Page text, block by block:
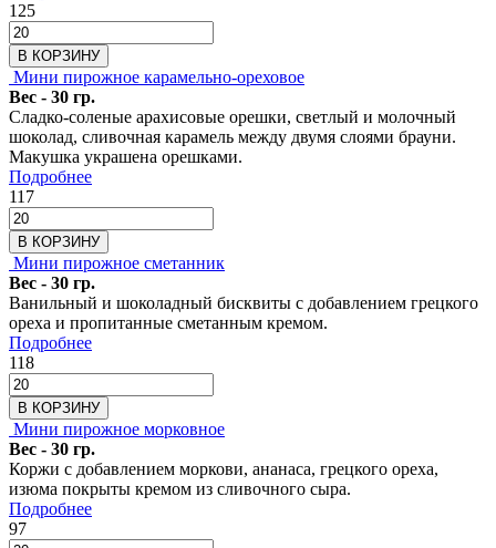
125
В КОРЗИНУ
Мини пирожное карамельно-ореховое
Вес - 30 гр.
Сладко-соленые арахисовые орешки, светлый и молочный
шоколад, сливочная карамель между двумя слоями брауни.
Макушка украшена орешками.
Подробнее
117
В КОРЗИНУ
Мини пирожное сметанник
Вес - 30 гр.
Ванильный и шоколадный бисквиты с добавлением грецкого
ореха и пропитанные сметанным кремом.
Подробнее
118
В КОРЗИНУ
Мини пирожное морковное
Вес - 30 гр.
Коржи с добавлением моркови, ананаса, грецкого ореха,
изюма покрыты кремом из сливочного сыра.
Подробнее
97